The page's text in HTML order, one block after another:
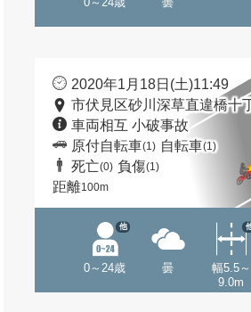
2020年1月18日(土)11:49
市伏見区砂川深草直違橋十
車両相互 小破事故
原付自転車(1) 自転車(1)
死亡(0) 負傷(1)
距離100m
0～24歳
他
曇
幅5.5～
9.0m